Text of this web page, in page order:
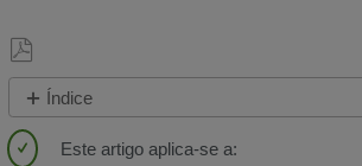
Salvar
como
PDF
Índice
Gerais